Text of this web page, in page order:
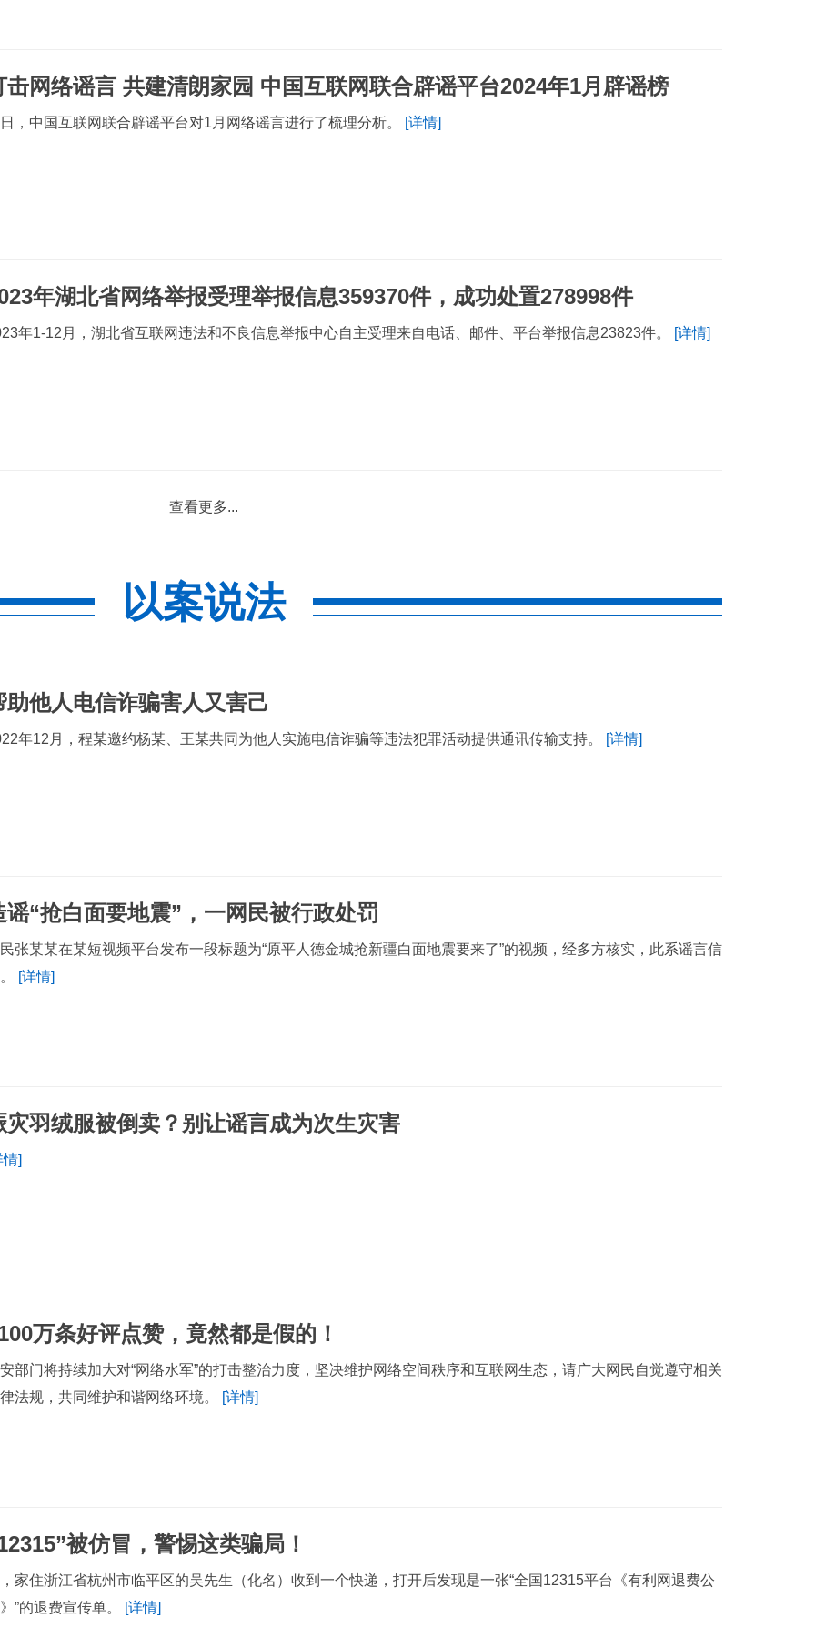
击网络谣言 共建清朗家园 中国互联网联合辟谣平台2024年1月辟谣榜
，中国互联网联合辟谣平台对1月网络谣言进行了梳理分析。 [详情]
年湖北省网络举报受理举报信息359370件，成功处置278998件
年1-12月，湖北省互联网违法和不良信息举报中心自主受理来自电话、邮件、平台举报信息23823件。 [详情]
查看更多...
以案说法
助他人电信诈骗害人又害己
年12月，程某邀约杨某、王某共同为他人实施电信诈骗等违法犯罪活动提供通讯传输支持。 [详情]
谣“抢白面要地震”，一网民被行政处罚
张某某在某短视频平台发布一段标题为“原平人德金城抢新疆白面地震要来了”的视频，经多方核实，此系谣言信
[详情]
灾羽绒服被倒卖？别让谣言成为次生灾害
情]
万条好评点赞，竟然都是假的！
部门将持续加大对“网络水军”的打击整治力度，坚决维护网络空间秩序和互联网生态，请广大网民自觉遵守相关
法规，共同维护和谐网络环境。
[详情]
被仿冒，警惕这类骗局！
家住浙江省杭州市临平区的吴先生（化名）收到一个快递，打开后发现是一张“全国12315平台《有利网退费公
”的退费宣传单。
[详情]